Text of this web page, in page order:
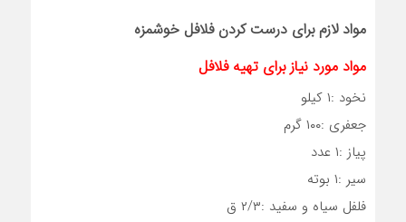
مواد لازم برای درست کردن فلافل خوشمزه
مواد مورد نیاز برای تهیه فلافل
نخود :۱ کیلو
جعفری :۱۰۰ گرم
پیاز :۱ عدد
سیر :۱ بوته
فلفل سیاه و سفید :۲/۳ ق